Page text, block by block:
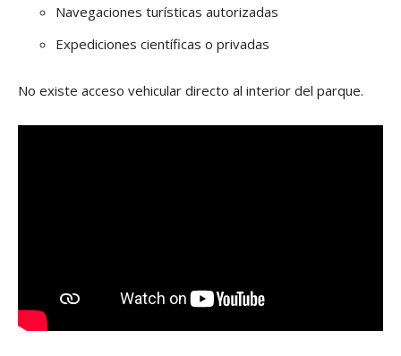
Navegaciones turísticas autorizadas
Expediciones científicas o privadas
No existe acceso vehicular directo al interior del parque.